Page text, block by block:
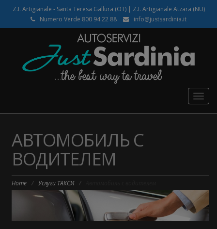
Z.I. Artigianale - Santa Teresa Gallura (OT) | Z.I. Artigianale Atzara (NU)
Numero Verde 800 94 22 88
info@justsardinia.it
АВТОМОБИЛЬ С
ВОДИТЕЛЕМ
Home / Услуги ТАКСИ /